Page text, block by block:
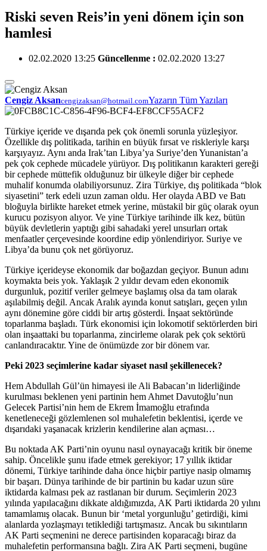
Riski seven Reis’in yeni dönem için son
hamlesi
02.02.2020 13:25 Güncellenme : 02.02.2020 13:27
Cengiz Aksancengizaksan@hotmail.comYazarın Tüm Yazıları
Türkiye içeride ve dışarıda pek çok önemli sorunla yüzleşiyor.
Özellikle dış politikada, tarihin en büyük fırsat ve riskleriyle karşı
karşıyayız. Aynı anda Irak’tan Libya’ya Suriye’den Yunanistan’a
pek çok cephede mücadele yürüyor. Dış politikanın karakteri gereği
bir cephede müttefik olduğunuz bir ülkeyle diğer bir cephede
muhalif konumda olabiliyorsunuz. Zira Türkiye, dış politikada “blok
siyasetini” terk edeli uzun zaman oldu. Her olayda ABD ve Batı
bloğuyla birlikte hareket etmek yerine, müstakil bir güç olarak oyun
kurucu pozisyon alıyor. Ve yine Türkiye tarihinde ilk kez, bütün
büyük devletlerin yaptığı gibi sahadaki yerel unsurları ortak
menfaatler çerçevesinde koordine edip yönlendiriyor. Suriye ve
Libya’da bunu çok net görüyoruz.
Türkiye içerideyse ekonomik dar boğazdan geçiyor. Bunun adını
koymakta beis yok. Yaklaşık 2 yıldır devam eden ekonomik
durgunluk, pozitif veriler gelmeye başlamış olsa da tam olarak
aşılabilmiş değil. Ancak Aralık ayında konut satışları, geçen yılın
aynı dönemine göre ciddi bir artış gösterdi. İnşaat sektöründe
toparlanma başladı. Türk ekonomisi için lokomotif sektörlerden biri
olan inşaattaki bu toparlanma, zincirleme olarak pek çok sektörü
canlandıracaktır. Yine de önümüzde zor bir dönem var.
Peki 2023 seçimlerine kadar siyaset nasıl şekillenecek?
Hem Abdullah Gül’ün himayesi ile Ali Babacan’ın liderliğinde
kurulması beklenen yeni partinin hem Ahmet Davutoğlu’nun
Gelecek Partisi’nin hem de Ekrem İmamoğlu etrafında
kenetleneceği gözlemlenen sol muhalefetin beklentisi, içerde ve
dışarıdaki yaşanacak krizlerin kendilerine alan açması…
Bu noktada AK Parti’nin oyunu nasıl oynayacağı kritik bir öneme
sahip. Öncelikle şunu ifade etmek gerekiyor; 17 yıllık iktidar
dönemi, Türkiye tarihinde daha önce hiçbir partiye nasip olmamış
bir başarı. Dünya tarihinde de bir partinin bu kadar uzun süre
iktidarda kalması pek az rastlanan bir durum. Seçimlerin 2023
yılında yapılacağını dikkate aldığımızda, AK Parti iktidarda 20 yılını
tamamlamış olacak. Bunun bir ‘metal yorgunluğu’ getirdiği, kimi
alanlarda yozlaşmayı tetiklediği tartışmasız. Ancak bu sıkıntıların
AK Parti seçmenini ne derece partisinden koparacağı biraz da
muhalefetin performansına bağlı. Zira AK Parti seçmeni, bugüne